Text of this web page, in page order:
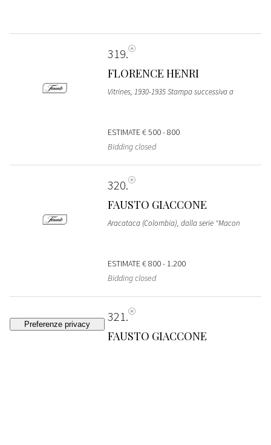
319
FLORENCE HENRI
Vitrines, 1930-1935 Stampa successiva a
ESTIMATE€ 500 - 800
Bidding closed
320
FAUSTO GIACCONE
Aracataca (Colombia), dalla serie "Macon
ESTIMATE€ 800 - 1.200
Bidding closed
321
FAUSTO GIACCONE